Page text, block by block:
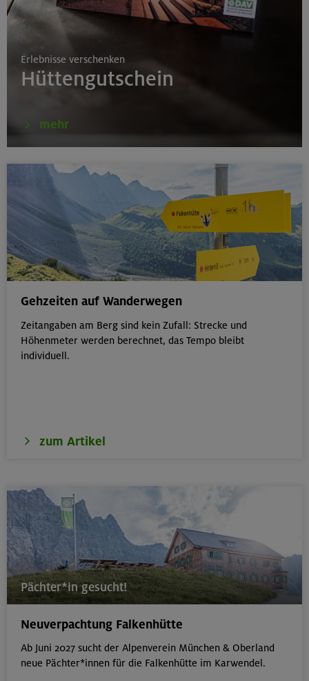
17./18./19.08.26
Aufbaukurs Klettern indoor
München
16.08.26
München
18.08.26
Klettertreff Kids in den Sommerferien für 8-12 Jährige
Gilching
18.08.26
Klettertreff Kids in den Sommerferien für 8-12 Jährige
18.08.26
München
19.08.26
Schnupperkletterkurs indoor
19.08.26
Erlebnisse verschenken
Hüttengutschein
mehr
Gehzeiten auf Wanderwegen
Zeitangaben am Berg sind kein Zufall: Strecke und
Höhenmeter werden berechnet, das Tempo bleibt
individuell.
zum Artikel
Pächter*in gesucht!
Neuverpachtung Falkenhütte
Ab Juni 2027 sucht der Alpenverein München & Oberland
neue Pächter*innen für die Falkenhütte im Karwendel.